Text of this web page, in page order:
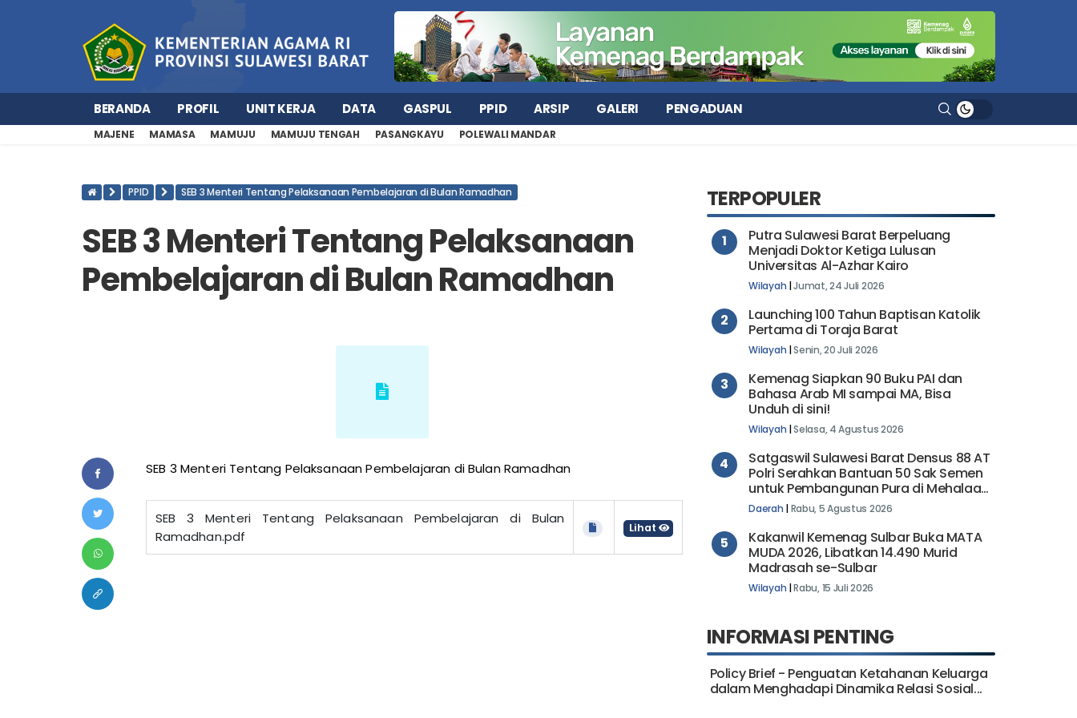
BERANDA PROFIL UNIT KERJA DATA GASPUL PPID ARSIP GALERI PENGADUAN
MAJENE MAMASA MAMUJU MAMUJU TENGAH PASANGKAYU POLEWALI MANDAR
PPID SEB 3 Menteri Tentang Pelaksanaan Pembelajaran di Bulan Ramadhan
SEB 3 Menteri Tentang Pelaksanaan
Pembelajaran di Bulan Ramadhan
SEB 3 Menteri Tentang Pelaksanaan Pembelajaran di Bulan Ramadhan
SEB 3 Menteri Tentang Pelaksanaan Pembelajaran di Bulan
Ramadhan.pdf
Lihat
TERPOPULER
1
Putra Sulawesi Barat Berpeluang
Menjadi Doktor Ketiga Lulusan
Universitas Al-Azhar Kairo
Wilayah |Jumat, 24 Juli 2026
2
Launching 100 Tahun Baptisan Katolik
Pertama di Toraja Barat
Wilayah |Senin, 20 Juli 2026
3
Kemenag Siapkan 90 Buku PAI dan
Bahasa Arab MI sampai MA, Bisa
Unduh di sini!
Wilayah |Selasa, 4 Agustus 2026
4
Satgaswil Sulawesi Barat Densus 88 AT
Polri Serahkan Bantuan 50 Sak Semen
untuk Pembangunan Pura di Mehalaan
Barat
Daerah |Rabu, 5 Agustus 2026
5
Kakanwil Kemenag Sulbar Buka MATA
MUDA 2026, Libatkan 14.490 Murid
Madrasah se-Sulbar
Wilayah |Rabu, 15 Juli 2026
INFORMASI PENTING
Policy Brief - Penguatan Ketahanan Keluarga
dalam Menghadapi Dinamika Relasi Sosial...